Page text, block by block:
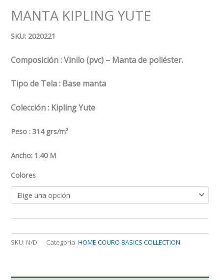
MANTA KIPLING YUTE
SKU: 2020221
Composición : Vinilo (pvc) – Manta de poliéster.
Tipo de Tela : Base manta
Colección : Kipling Yute
Peso : 314 grs/m²
Ancho: 1.40 M
Colores
SKU: N/D Categoría:HOME COURO BASICS COLLECTION